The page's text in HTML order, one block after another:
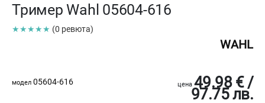
Тример Wahl 05604-616
★★★★★ (0 ревюта)
WAHL
модел 05604-616 цена 49.98 € /
97.75 лв.